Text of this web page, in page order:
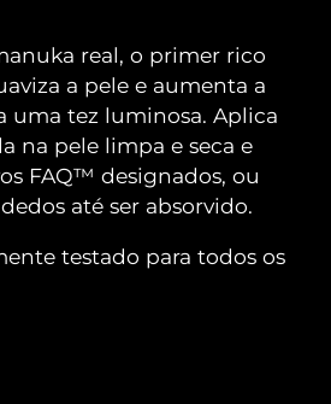
real, o primer rico
a pele e aumenta a
uma tez luminosa. Aplica
na pele limpa e seca e
FAQ™ designados, ou
até ser absorvido.
testado para todos os